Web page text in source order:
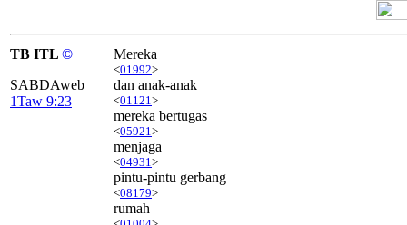
TB ITL ©
SABDAweb
1Taw 9:23
Mereka
<01992>
dan anak-anak
<01121 >
mereka bertugas
<05921 >
menjaga
<04931 >
pintu-pintu gerbang
<08179>
rumah